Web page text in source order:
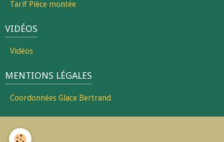
Tarif Pièce montée
VIDÉOS
Vidéos
MENTIONS LÉGALES
Coordonnées Glace Bertrand